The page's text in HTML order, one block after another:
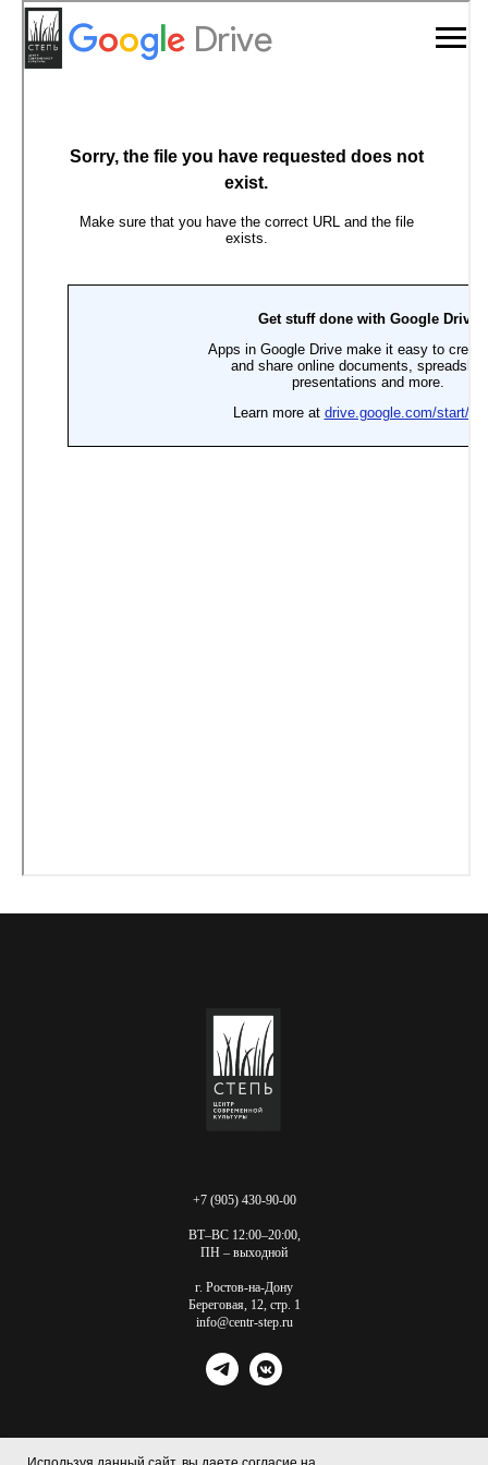
+7 (905) 430-90-00
ВТ–ВС 12:00–20:00,
ПН – выходной
г. Ростов-на-Дону
Береговая, 12, стр. 1
info@centr-step.ru